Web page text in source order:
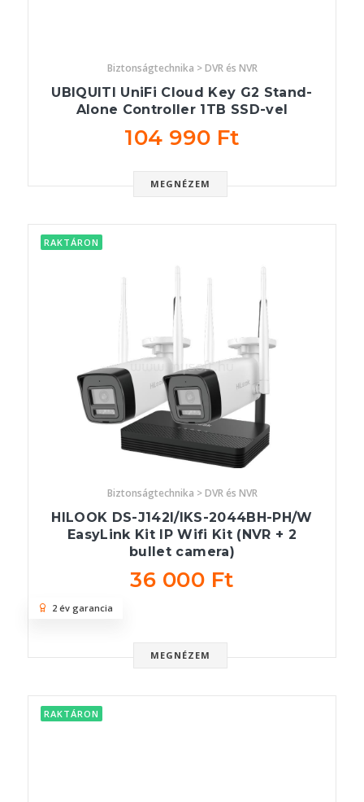
Biztonságtechnika > DVR és NVR
UBIQUITI UniFi Cloud Key G2 Stand-
Alone Controller 1TB SSD-vel
104 990 Ft
MEGNÉZEM
RAKTÁRON
Biztonságtechnika > DVR és NVR
HILOOK DS-J142I/IKS-2044BH-PH/W
EasyLink Kit IP Wifi Kit (NVR + 2
bullet camera)
36 000 Ft
MEGNÉZEM
2 év garancia
RAKTÁRON